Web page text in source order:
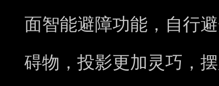
面智能避障功能，自行
碍物，投影更加灵巧，